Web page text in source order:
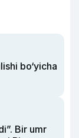
bo‘yicha
Bir umr